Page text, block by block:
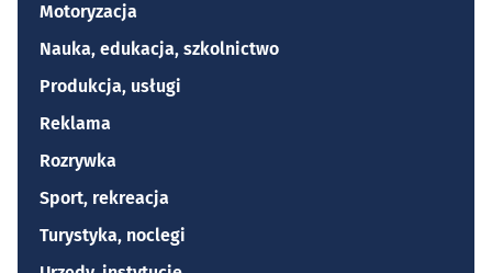
Motoryzacja
Nauka, edukacja, szkolnictwo
Produkcja, usługi
Reklama
Rozrywka
Sport, rekreacja
Turystyka, noclegi